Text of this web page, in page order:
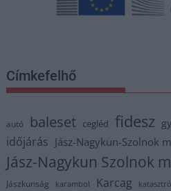
Címkefelhő
autó baleset cegléd fidesz
időjárás Jász-Nagykun-Szolnok
Jász-Nagykun Szolnok
Jászkunság karambol Karcag